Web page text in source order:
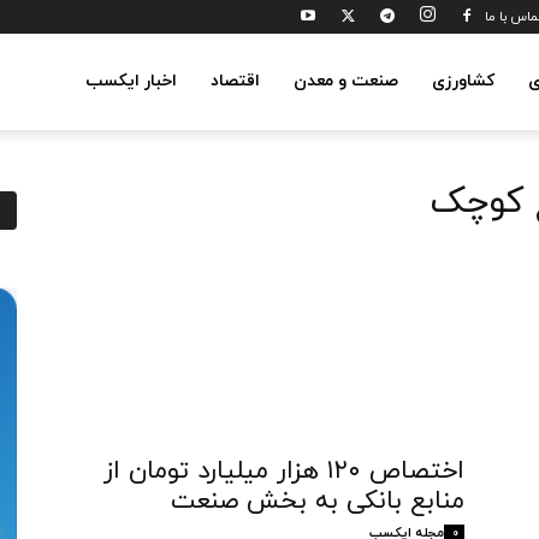
با ما
اخبار ایکسب اقتصاد صنعت و معدن کشاورزی
کوچک
اختصاص ۱۲۰ هزار میلیارد تومان از
منابع بانکی به بخش صنعت
مجله ایکسب 0